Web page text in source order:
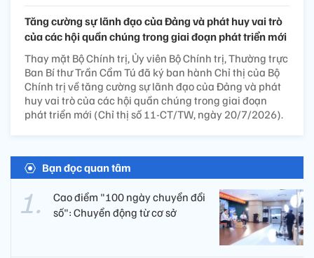
Tăng cường sự lãnh đạo của Đảng và phát huy vai trò
của các hội quần chúng trong giai đoạn phát triển mới
Thay mặt Bộ Chính trị, Ủy viên Bộ Chính trị, Thường trực
Ban Bí thư Trần Cẩm Tú đã ký ban hành Chỉ thị của Bộ
Chính trị về tăng cường sự lãnh đạo của Đảng và phát
huy vai trò của các hội quần chúng trong giai đoạn
phát triển mới (Chỉ thị số 11-CT/TW, ngày 20/7/2026).
Bạn đọc quan tâm
Cao điểm "100 ngày chuyển đổi
số": Chuyển động từ cơ sở